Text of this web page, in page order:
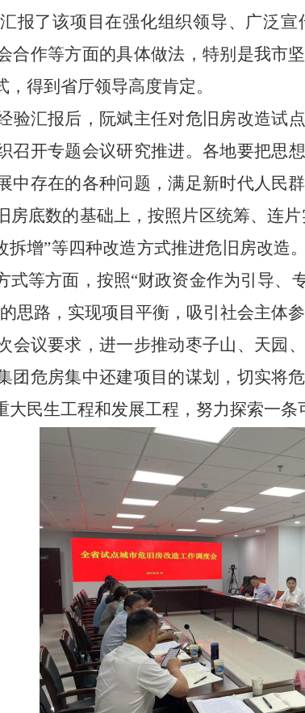
报了该项 目在强化组织领导、广泛宣
合作等方面的具体做法 ， 特别是我市
得到 省厅领导高度肯定。
验汇报后，阮斌主任对危旧房改造试点
召开专题会议研究推进。各地要把思
中存在的各种问题，满足新时代人民
房底数的基础上，按照片区统筹、连
拆增”等四种改造方式推进危旧房改造。
式等方面，按照“财政资金作为引导、
的思路，实现项目平衡，吸引社会主体参
会议要求，进一步推动枣子山、天园
团危房集中还建项目的谋划， 切实将
大民生工程和发展工程，努力探索一